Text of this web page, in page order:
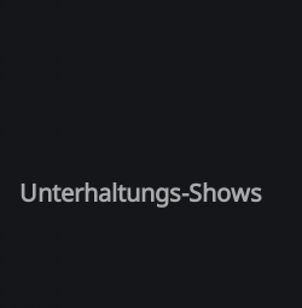
Unterhaltungs-Shows